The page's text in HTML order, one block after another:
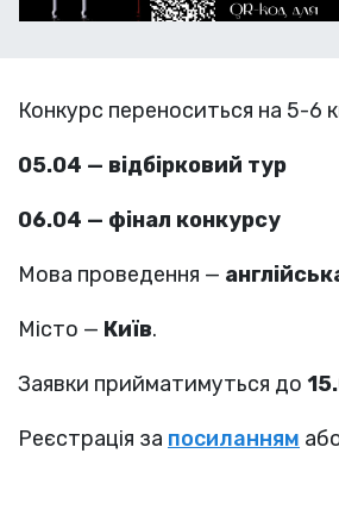
Конкурс переноситься на 5-6
05.04 — відбірковий тур
06.04 — фінал конкурсу
Мова проведення —
Місто — Київ.
Заявки прийматимуться до
Реєстрація за посиланням